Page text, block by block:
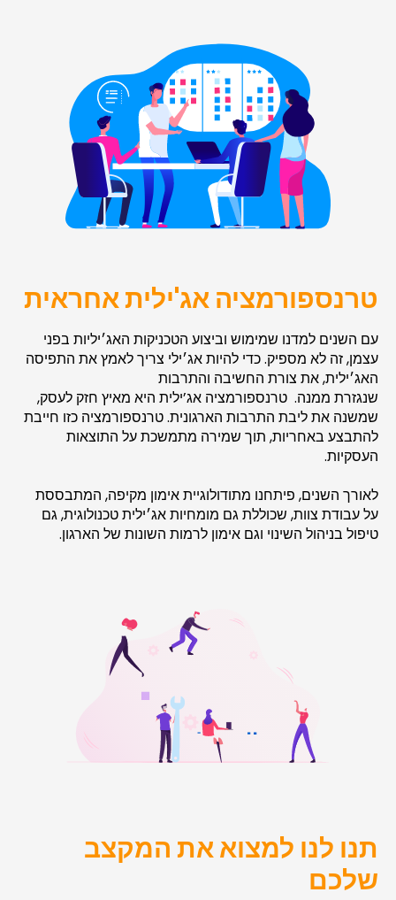
טרנספורמציה אג'ילית אחראית
עם השנים למדנו שמימוש וביצוע הטכניקות האג׳יליות בפני
עצמן, זה לא מספיק. כדי להיות אג׳ילי צריך לאמץ את התפיסה
האג׳ילית, את צורת החשיבה והתרבות
שנגזרת ממנה. טרנספורמציה אג’ילית היא מאיץ חזק לעסק,
שמשנה את ליבת התרבות הארגונית. טרנספורמציה כזו חייבת
להתבצע באחריות, תוך שמירה מתמשכת על התוצאות
העסקיות.
לאורך השנים, פיתחנו מתודולוגיית אימון מקיפה, המתבססת
על עבודת צוות, שכוללת גם מומחיות אג׳ילית טכנולוגית, גם
טיפול בניהול השינוי וגם אימון לרמות השונות של הארגון.
תנו לנו למצוא את המקצב
שלכם